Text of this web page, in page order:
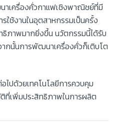
เครื่องคั่วกาแฟเชิงพาณิชย์ที่มี
ใช้งานในอุตสาหกรรมเป็นครั้ง
ธิภาพมากยิ่งขึ้น นวัตกรรมนี้ได้รับ
ากนั้นการพัฒนาเครื่องคั่วก็เติบโต
ปด้วยเทคโนโลยีการควบคุม
ที่เพิ่มประสิทธิภาพในการผลิต